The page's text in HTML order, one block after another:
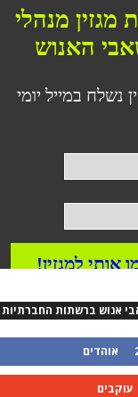
אנוש ברשתות החברתיות
אוהדים
עוקבים